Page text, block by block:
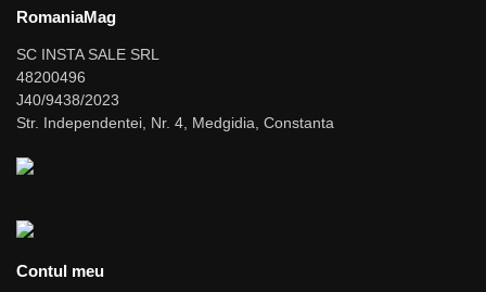
RomaniaMag
SC INSTA SALE SRL
48200496
J40/9438/2023
Str. Independentei, Nr. 4, Medgidia, Constanta
Contul meu